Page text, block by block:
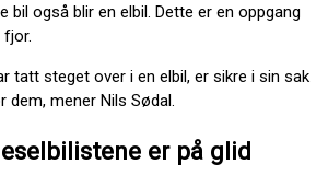
bil også blir en elbil. Dette er en oppgang
tatt steget over i en elbil, er sikre i sin sak
dem, mener Nils Sødal.
er på glid